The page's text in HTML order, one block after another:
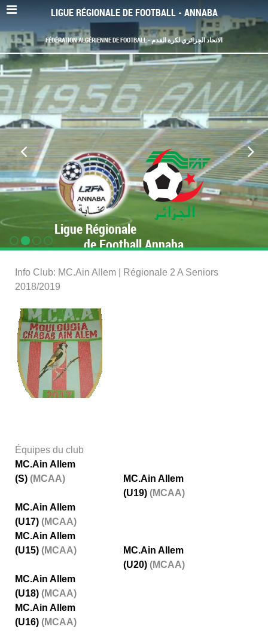
LIGUE RÉGIONALE DE FOOTBALL - ANNABA
FÉDÉRATION ALGÉRIENNE DE FOOTBALL - الاتحاد الجزائري لكرة القدم
Ligue Régionale
de Football Annaba
Info Club: MC.Ain Allem | Régionale 2 A Seniors
2018/2019
Équipes du club
MC.Ain Allem
(S) (MCAA)
MC.Ain Allem
(U19) (MCAA)
MC.Ain Allem
(U17) (MCAA)
MC.Ain Allem
(U15) (MCAA)
MC.Ain Allem
(U20) (MCAA)
MC.Ain Allem
(U18) (MCAA)
MC.Ain Allem
(U16) (MCAA)